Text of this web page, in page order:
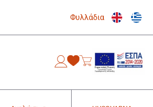
Φυλλάδια